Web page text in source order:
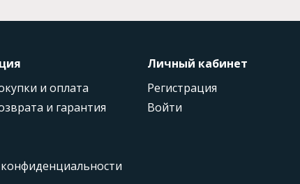
и оплата
и гарантия
Личный кабинет
Регистрация
Войти